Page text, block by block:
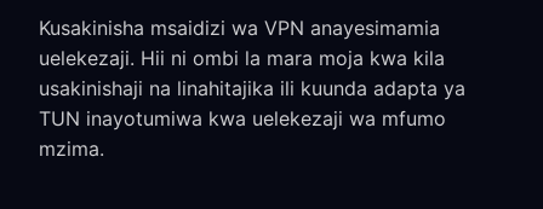
Kusakinisha msaidizi wa VPN anayesimamia
uelekezaji. Hii ni ombi la mara moja kwa kila
usakinishaji na linahitajika ili kuunda adapta ya
TUN inayotumiwa kwa uelekezaji wa mfumo
mzima.